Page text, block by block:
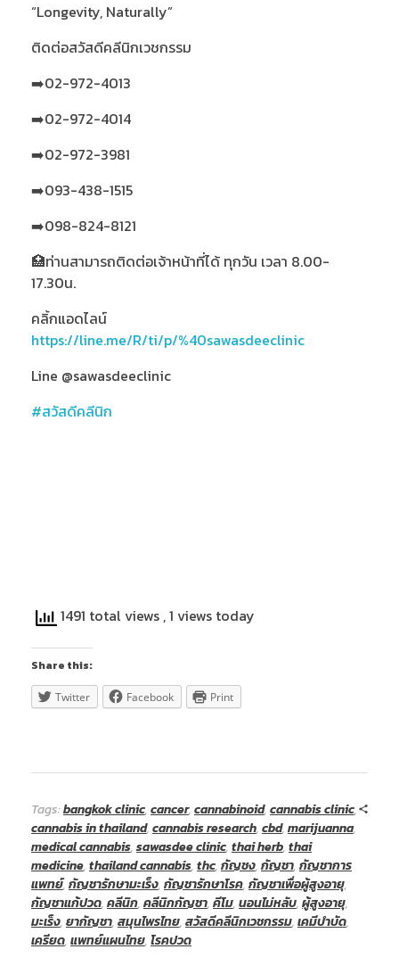
“Longevity, Naturally”
ติดต่อสวัสดีคลีนิกเวชกรรม
➡️02-972-4013
➡️02-972-4014
➡️02-972-3981
➡️093-438-1515
➡️098-824-8121
🏥ท่านสามารถติดต่อเจ้าหน้าที่ได้ ทุกวัน เวลา 8.00-
17.30น.
คลิ้กแอดไลน์
https://line.me/R/ti/p/%40sawasdeeclinic
Line @sawasdeeclinic
#สวัสดีคลีนิก
1491 total views , 1 views today
Share this:
Twitter Facebook Print
Tags:bangkok clinic,cancer,cannabinoid,cannabis clinic,
cannabis in thailand,cannabis research,cbd,marijuanna,
medical cannabis,sawasdee clinic,thai herb,thai
medicine,thailand cannabis,thc,กัญชง,กัญชา,กัญชาการ
แพทย์,กัญชารักษามะเร็ง,กัญชารักษาโรค,กัญชาเพื่อผู้สูงอายุ,
กัญชาแก้ปวด,คลีนิก,คลีนิกกัญชา,คีโม,นอนไม่หลับ,ผู้สูงอายุ,
มะเร็ง,ยากัญชา,สมุนไพรไทย,สวัสดีคลีนิกเวชกรรม,เคมีบำบัด,
เครียด,แพทย์แผนไทย,โรคปวด